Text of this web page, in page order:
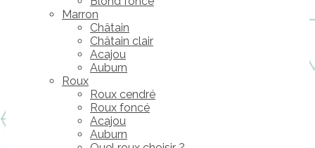
Marron
Châtain
Châtain clair
Acajou
Auburn
Roux
Roux cendré
Roux foncé
Acajou
Auburn